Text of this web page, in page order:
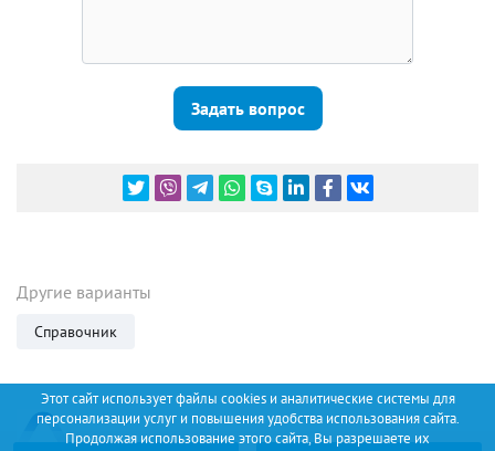
Этот сайт использует файлы cookies и аналитические системы для
персонализации услуг и повышения удобства использования сайта.
Продолжая использование этого сайта, Вы разрешаете их
Задать вопрос
Другие варианты
Справочник